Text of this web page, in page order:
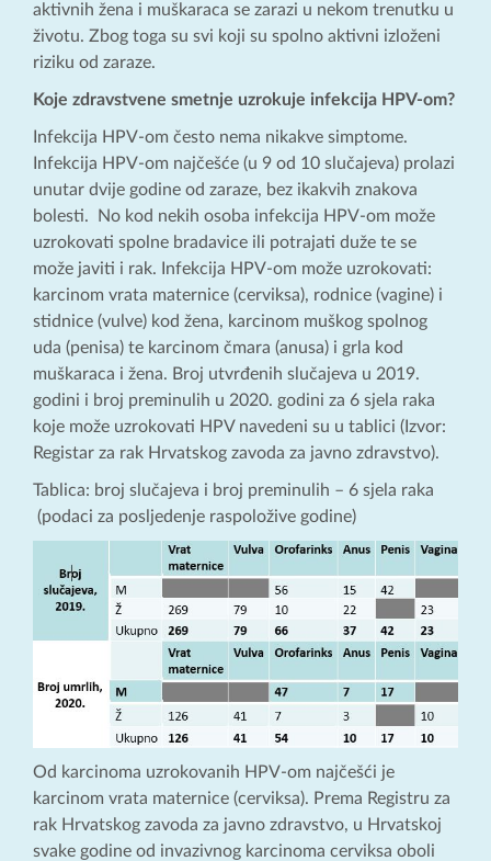
aktivnih žena i muškaraca se zarazi u nekom trenutku u
životu. Zbog toga su svi koji su spolno aktivni izloženi
riziku od zaraze.
Koje zdravstvene smetnje uzrokuje infekcija HPV-om?
Infekcija HPV-om često nema nikakve simptome.
Infekcija HPV-om najčešće (u 9 od 10 slučajeva) prolazi
unutar dvije godine od zaraze, bez ikakvih znakova
bolesti. No kod nekih osoba infekcija HPV-om može
uzrokovati spolne bradavice ili potrajati duže te se
može javiti i rak. Infekcija HPV-om može uzrokovati:
karcinom vrata maternice (cerviksa), rodnice (vagine) i
stidnice (vulve) kod žena, karcinom muškog spolnog
uda (penisa) te karcinom čmara (anusa) i grla kod
muškaraca i žena. Broj utvrđenih slučajeva u 2019.
godini i broj preminulih u 2020. godini za 6 sjela raka
koje može uzrokovati HPV navedeni su u tablici (Izvor:
Registar za rak Hrvatskog zavoda za javno zdravstvo).
Tablica: broj slučajeva i broj preminulih – 6 sjela raka
(podaci za posljedenje raspoložive godine)
Od karcinoma uzrokovanih HPV-om najčešći je
karcinom vrata maternice (cerviksa). Prema Registru za
rak Hrvatskog zavoda za javno zdravstvo, u Hrvatskoj
svake godine od invazivnog karcinoma cerviksa oboli